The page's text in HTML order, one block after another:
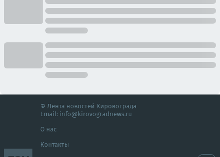
© Лента новостей Кировограда
Email: info@kirovogradnews.ru
О нас
Контакты